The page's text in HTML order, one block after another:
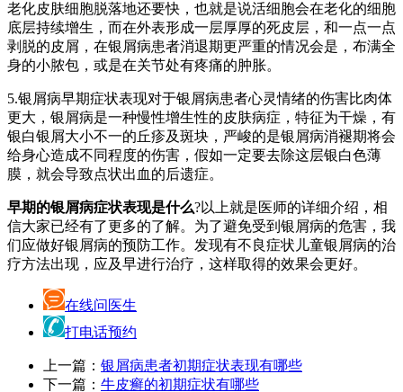
老化皮肤细胞脱落地还要快，也就是说活细胞会在老化的细胞
底层持续增生，而在外表形成一层厚厚的死皮层，和一点一点
剥脱的皮屑，在银屑病患者消退期更严重的情况会是，布满全
身的小脓包，或是在关节处有疼痛的肿胀。
5.银屑病早期症状表现对于银屑病患者心灵情绪的伤害比肉体
更大，银屑病是一种慢性增生性的皮肤病症，特征为干燥，有
银白银屑大小不一的丘疹及斑块，严峻的是银屑病消褪期将会
给身心造成不同程度的伤害，假如一定要去除这层银白色薄
膜，就会导致点状出血的后遗症。
早期的银屑病症状表现是什么?以上就是医师的详细介绍，相
信大家已经有了更多的了解。为了避免受到银屑病的危害，我
们应做好银屑病的预防工作。发现有不良症状儿童银屑病的治
疗方法出现，应及早进行治疗，这样取得的效果会更好。
在线问医生
打电话预约
上一篇： 银屑病患者初期症状表现有哪些
下一篇： 牛皮癣的初期症状有哪些